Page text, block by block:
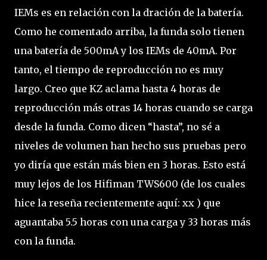
IEMs es en relación con la dración de la batería.
Como he comentado arriba, la funda solo tienen
una batería de 500mA y los IEMs de 40mA. Por
tanto, el tiempo de reproducción no es muy
largo. Creo que KZ aclama hasta 4 horas de
reproducción más otras 14 horas cuando se carga
desde la funda. Como dicen “hasta”, no sé a
niveles de volumen han hecho sus pruebas pero
yo diría que están más bien en 3 horas. Esto está
muy lejos de los Hifiman TWS600 (de los cuales
hice la reseña recientemente aquí: xx ) que
aguantaba 5.5 horas con una carga y 33 horas más
con la funda.